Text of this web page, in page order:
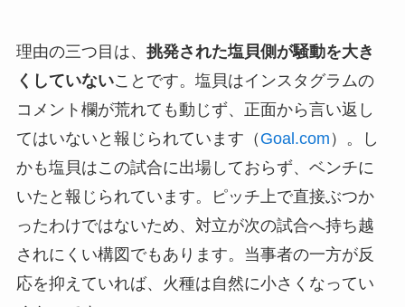
理由の三つ目は、 挑発された塩貝側が騒動を大き
くしていないことです。塩貝はインスタグラムの
コメント欄が荒れても動じず、正面から言い返し
てはいないと報じられています（ Goal.com ）。し
かも塩貝はこの試合に出場しておらず、ベンチに
いたと報じられています。ピッチ上で直接ぶつか
ったわけではないため、対立が次の試合へ持ち越
されにくい構図でもあります。当事者の一方が反
応を抑えていれば、火種は自然に小さくなってい